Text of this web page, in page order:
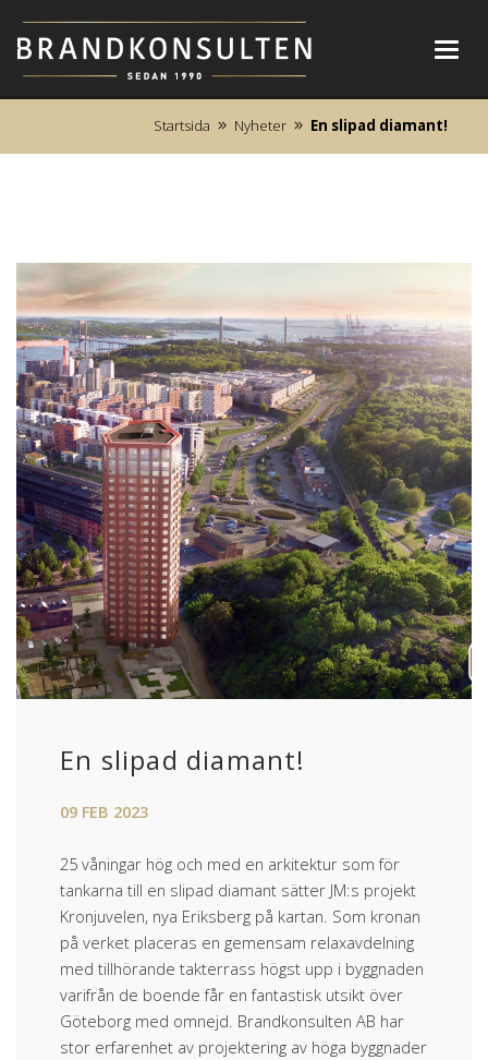
Startsida Nyheter En slipad diamant!
En slipad diamant!
09 FEB 2023
25 våningar hög och med en arkitektur som för
tankarna till en slipad diamant sätter JM:s projekt
Kronjuvelen, nya Eriksberg på kartan. Som kronan
på verket placeras en gemensam relaxavdelning
med tillhörande takterrass högst upp i byggnaden
varifrån de boende får en fantastisk utsikt över
Göteborg med omnejd. Brandkonsulten AB har
stor erfarenhet av projektering av höga byggnader